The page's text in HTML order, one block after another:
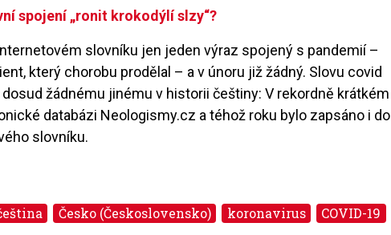
spojení „ronit krokodýlí slzy“?
slovníku jen jeden výraz spojený s pandemií –
který chorobu prodělal – a v únoru již žádný. Slovu covid
žádnému jinému v historii češtiny: V rekordně krátkém
databázi Neologismy.cz a téhož roku bylo zapsáno i do
slovníku.
Česko (Československo) koronavirus COVID-19